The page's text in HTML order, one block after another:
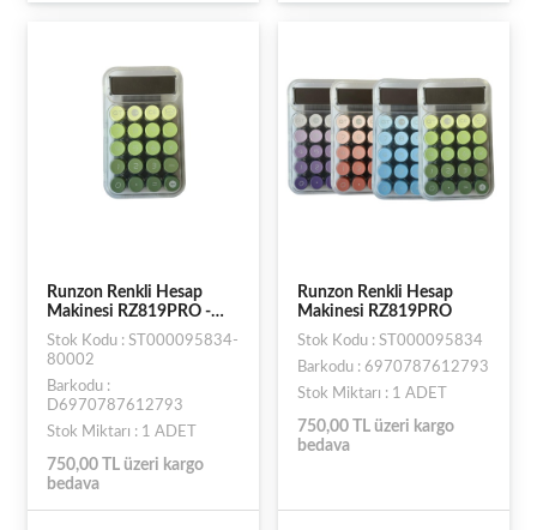
Runzon Renkli Hesap
Makinesi RZ819PRO -
Yeşil
Stok Kodu : ST000095834-
80002
Barkodu :
D6970787612793
Stok Miktarı : 1 ADET
750,00 TL üzeri kargo
bedava
Runzon Renkli Hesap
Makinesi RZ819PRO
Stok Kodu : ST000095834
Barkodu : 6970787612793
Stok Miktarı : 1 ADET
750,00 TL üzeri kargo
bedava